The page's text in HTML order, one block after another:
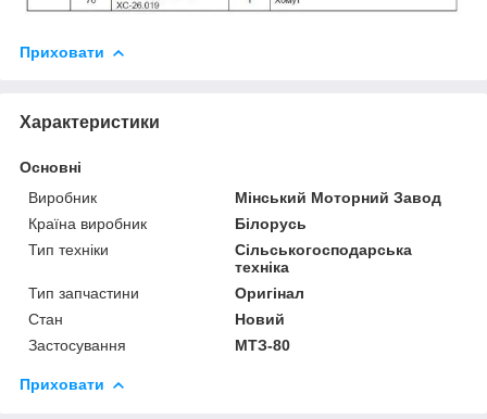
Приховати
Характеристики
Основні
Виробник
Мінський Моторний Завод
Країна виробник
Білорусь
Тип техніки
Сільськогосподарська
техніка
Тип запчастини
Оригінал
Стан
Новий
Застосування
МТЗ-80
Приховати